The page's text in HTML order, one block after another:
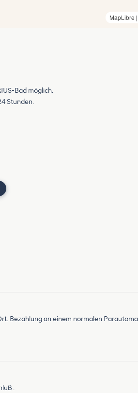
MapLibre
Bad möglich.
Stunden.
Bezahlung an einem normalen
.